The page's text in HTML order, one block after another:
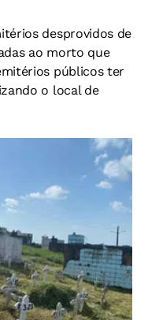
desprovidos de
ao morto que
públicos ter
o local de